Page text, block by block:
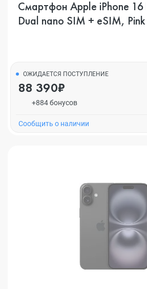
Смартфон Apple iPhone 16
Dual nano SIM + eSIM, Pink
ОЖИДАЕТСЯ ПОСТУПЛЕНИЕ
88 390₽
+884 бонусов
Cообщить о наличии